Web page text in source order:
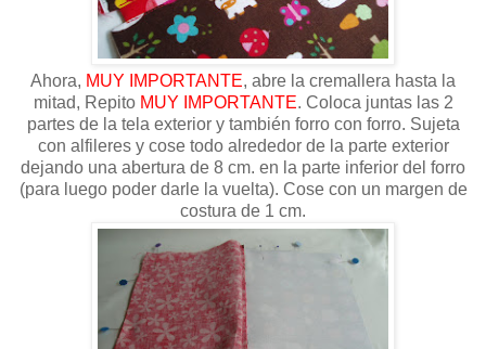
Ahora, MUY IMPORTANTE, abre la cremallera hasta la
mitad, Repito MUY IMPORTANTE. Coloca juntas las 2
partes de la tela exterior y también forro con forro. Sujeta
con alfileres y cose todo alrededor de la parte exterior
dejando una abertura de 8 cm. en la parte inferior del forro
(para luego poder darle la vuelta). Cose con un margen de
costura de 1 cm.